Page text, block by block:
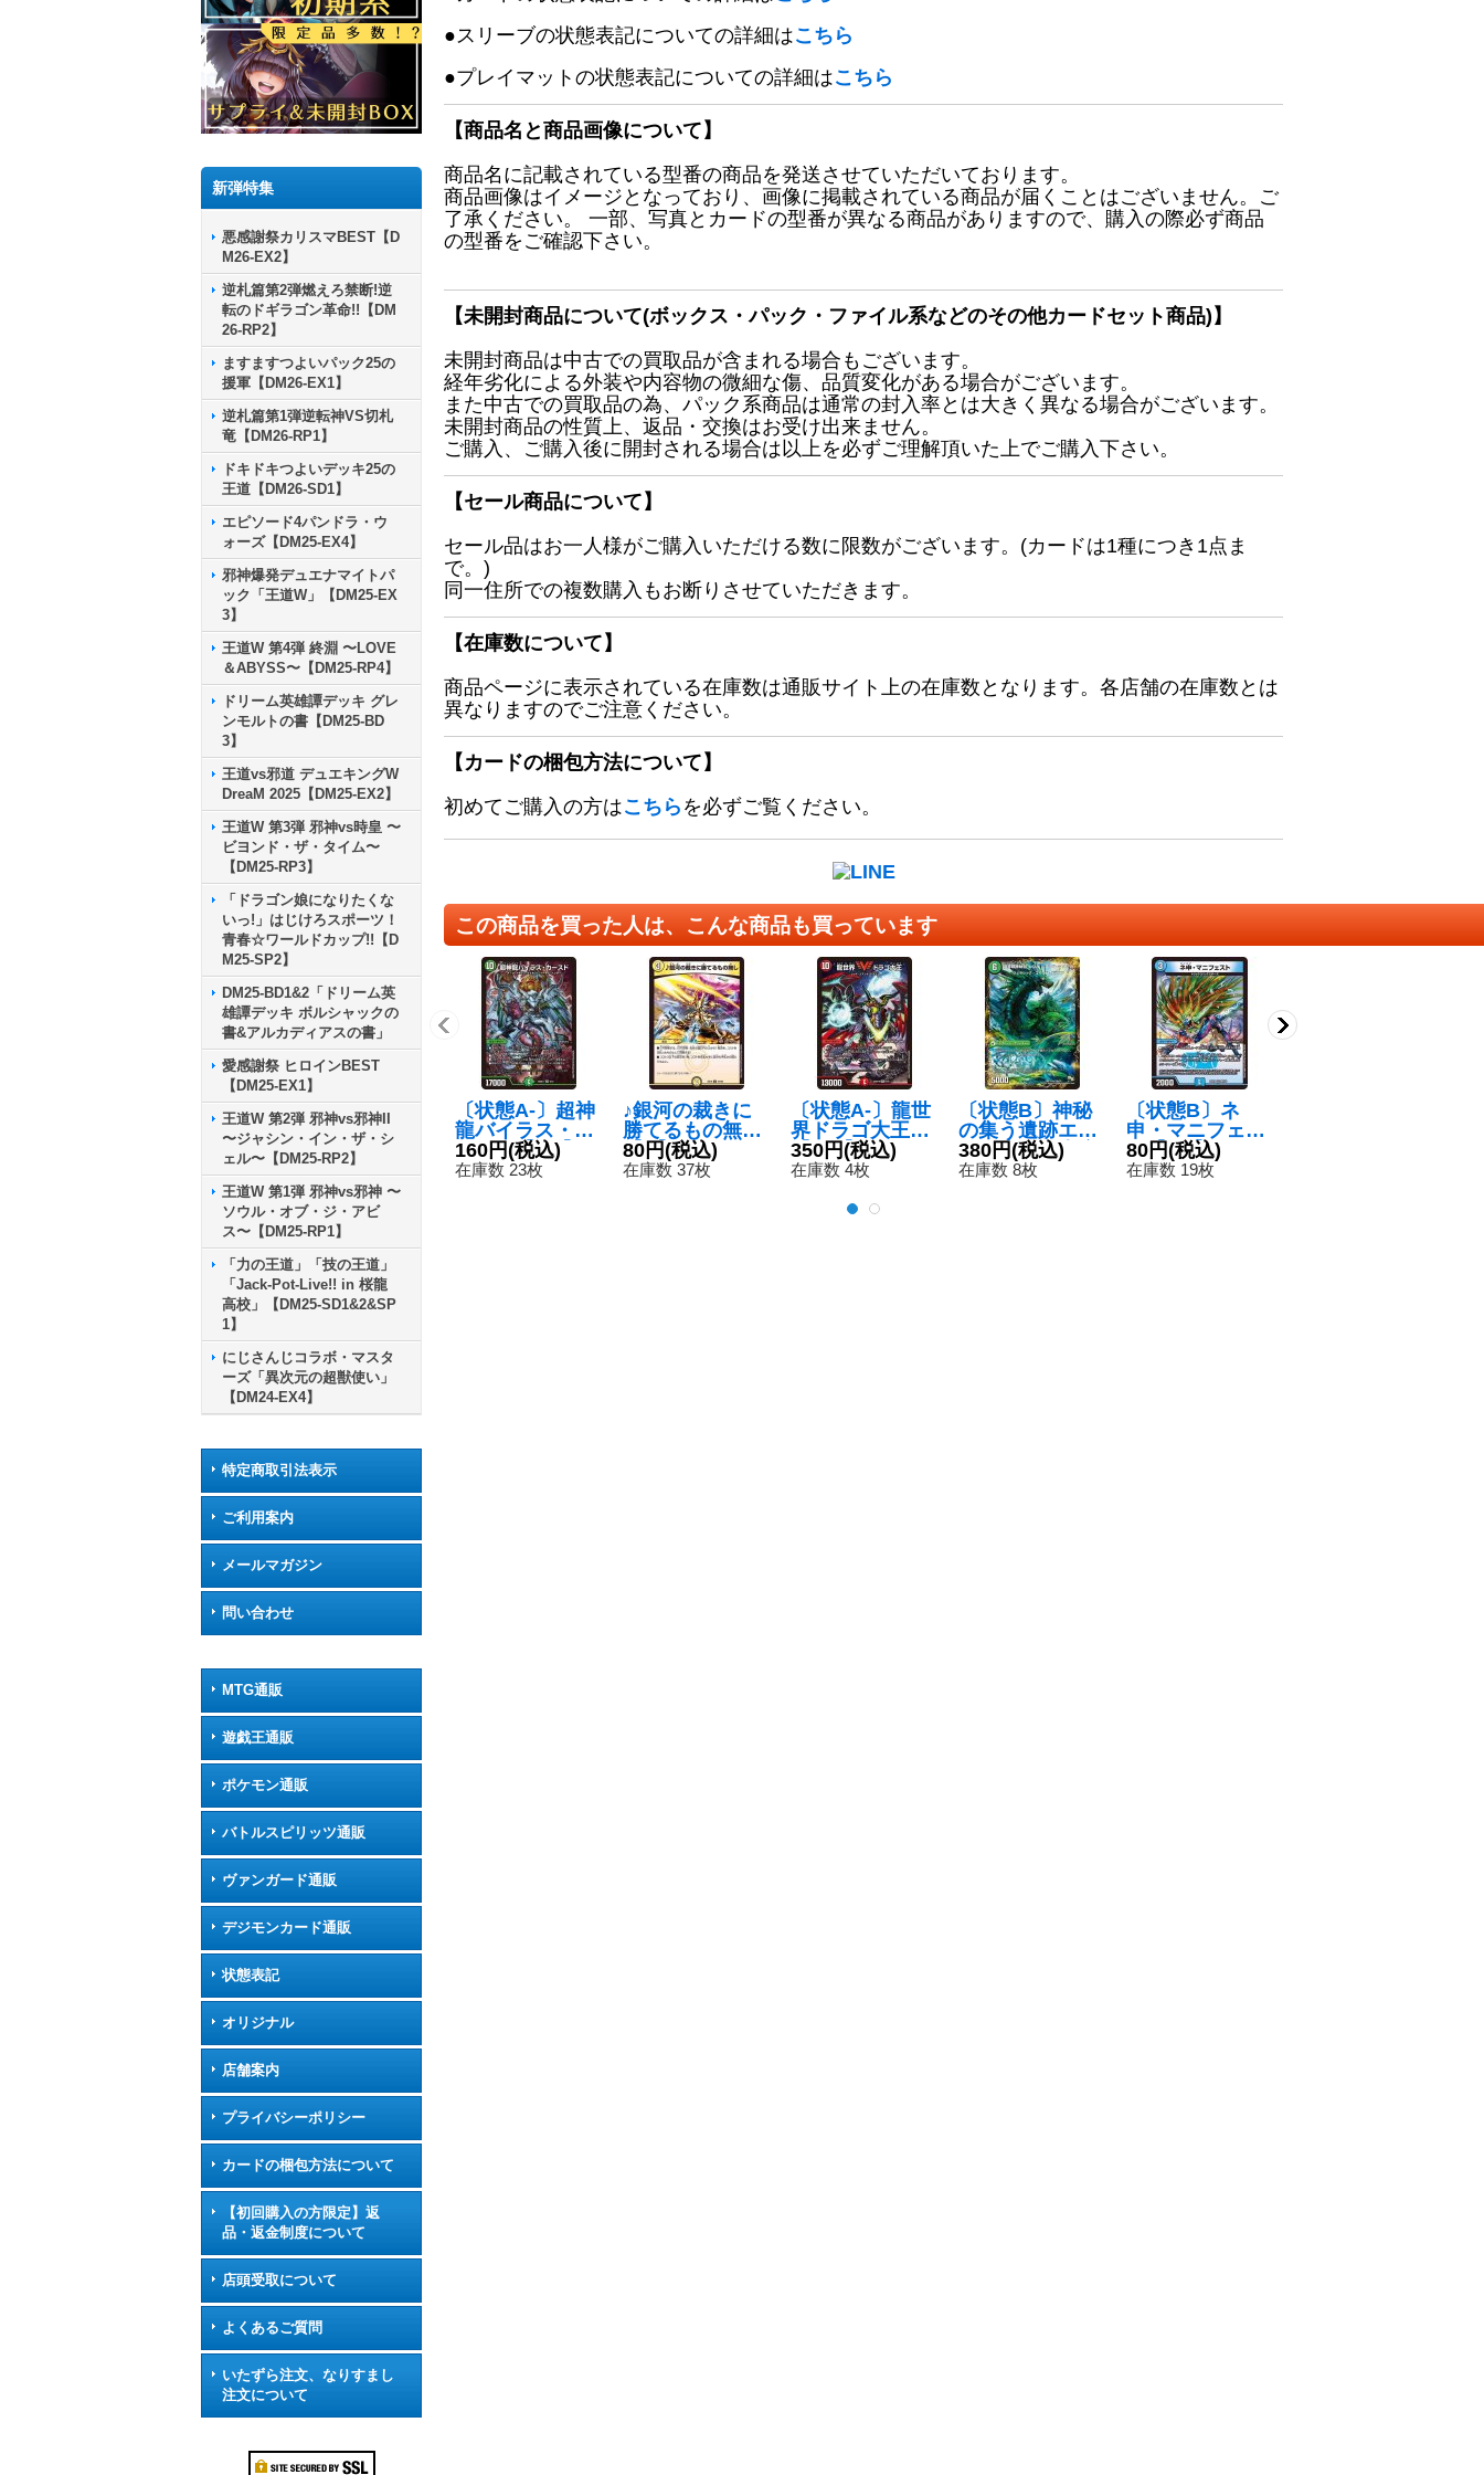
新弾特集
悪感謝祭カリスマBEST【D
M26-EX2】
逆札篇第2弾燃えろ禁断!逆
転のドギラゴン革命!!【DM
26-RP2】
ますますつよいパック25の
援軍【DM26-EX1】
逆札篇第1弾逆転神VS切札
竜【DM26-RP1】
ドキドキつよいデッキ25の
王道【DM26-SD1】
エピソード4パンドラ・ウ
ォーズ【DM25-EX4】
邪神爆発デュエナマイトパ
ック「王道W」【DM25-EX
3】
王道W 第4弾 終淵 〜LOVE
＆ABYSS〜【DM25-RP4】
ドリーム英雄譚デッキ グレ
ンモルトの書【DM25-BD
3】
王道vs邪道 デュエキングW
DreaM 2025【DM25-EX2】
王道W 第3弾 邪神vs時皇 〜
ビヨンド・ザ・タイム〜
【DM25-RP3】
「ドラゴン娘になりたくな
いっ!」はじけろスポーツ！
青春☆ワールドカップ!!【D
M25-SP2】
DM25-BD1&2「ドリーム英
雄譚デッキ ボルシャックの
書&アルカディアスの書」
愛感謝祭 ヒロインBEST
【DM25-EX1】
王道W 第2弾 邪神vs邪神II
〜ジャシン・イン・ザ・シ
ェル〜【DM25-RP2】
王道W 第1弾 邪神vs邪神 〜
ソウル・オブ・ジ・アビ
ス〜【DM25-RP1】
「力の王道」「技の王道」
「Jack-Pot-Live!! in 桜龍
高校」【DM25-SD1&2&SP
1】
にじさんじコラボ・マスタ
ーズ「異次元の超獣使い」
【DM24-EX4】
特定商取引法表示
ご利用案内
メールマガジン
問い合わせ
MTG通販
遊戯王通販
ポケモン通販
バトルスピリッツ通販
ヴァンガード通販
デジモンカード通販
状態表記
オリジナル
店舗案内
プライバシーポリシー
カードの梱包方法について
【初回購入の方限定】返
品・返金制度について
店頭受取について
よくあるご質問
いたずら注文、なりすまし
注文について
●スリーブの状態表記についての詳細はこちら
●プレイマットの状態表記についての詳細はこちら
【商品名と商品画像について】
商品名に記載されている型番の商品を発送させていただいております。
商品画像はイメージとなっており、画像に掲載されている商品が届くことはございません。ご
了承ください。 一部、写真とカードの型番が異なる商品がありますので、購入の際必ず商品
の型番をご確認下さい。
【未開封商品について(ボックス・パック・ファイル系などのその他カードセット商品)】
未開封商品は中古での買取品が含まれる場合もございます。
経年劣化による外装や内容物の微細な傷、品質変化がある場合がございます。
また中古での買取品の為、パック系商品は通常の封入率とは大きく異なる場合がございます。
未開封商品の性質上、返品・交換はお受け出来ません。
ご購入、ご購入後に開封される場合は以上を必ずご理解頂いた上でご購入下さい。
【セール商品について】
セール品はお一人様がご購入いただける数に限数がございます。(カードは1種につき1点ま
で。)
同一住所での複数購入もお断りさせていただきます。
【在庫数について】
商品ページに表示されている在庫数は通販サイト上の在庫数となります。各店舗の在庫数とは
異なりますのでご注意ください。
【カードの梱包方法について】
初めてご購入の方はこちら を必ずご覧ください。
この商品を買った人は、こんな商品も買っています
〔状態A-〕超神
龍バイラス・カ
ースド【SR】{2
6SD1L6/12}
160円(税込)
在庫数 23枚
♪銀河の裁きに
勝てるもの無し
【C】{EX1957/
68}《光》
80円(税込)
在庫数 37枚
〔状態A-〕龍世
界ドラゴ大王
【VIC】{26SD1
H3/16}《火》
350円(税込)
在庫数 4枚
〔状態B〕神秘
の集う遺跡エウ
ル=ブッカ/遺跡
類神秘目レジル
380円(税込)
在庫数 8枚
〔状態B〕ネ
申・マニフェス
ト【VR】{22EX
126/130}《水》
80円(税込)
在庫数 19枚